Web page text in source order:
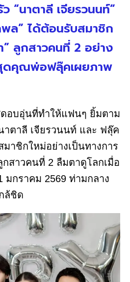
“นาตาลี เจียรวนนท์”
ล” ได้ต้อนรับสมาชิก
” ลูกสาวคนที่ 2 อย่าง
ดคุณพ่อฟลุ๊คเผยภาพ
ดอบอุ่นที่ทำให้แฟนๆ ยิ้มตาม
าตาลี เจียรวนนท์ และ ฟลุ๊ค
าชิกใหม่อย่างเป็นทางการ
กสาวคนที่ 2 ลืมตาดูโลกเมื่อ
มกราคม 2569 ท่ามกลาง
ล้ชิด